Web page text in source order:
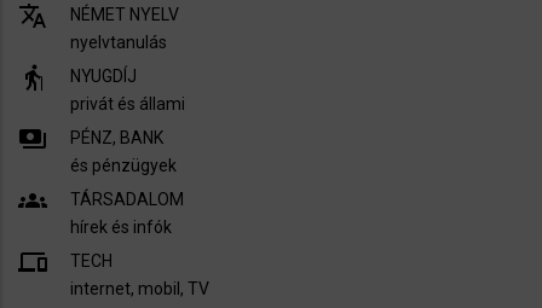
translate
NÉMET NYELV
nyelvtanulás
elderly
NYUGDÍJ
privát és állami
payments
PÉNZ, BANK
és pénzügyek
groups
TÁRSADALOM
hírek és infók
devices
TECH
internet, mobil, TV​